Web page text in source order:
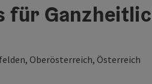
für
Oberösterreich, Österreich